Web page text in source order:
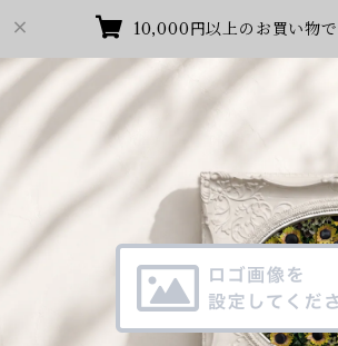
10,000円以上のお買い物